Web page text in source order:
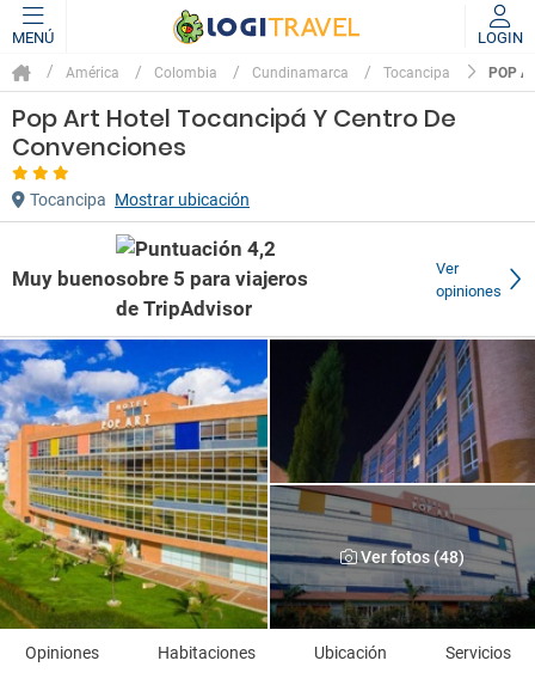
MENÚ LOGIN
América Colombia Cundinamarca Tocancipa POP
Pop Art Hotel Tocancipá Y Centro De
Convenciones
Tocancipa Mostrar ubicación
Muy bueno
Ver
opiniones
Ver fotos (48)
Opiniones Habitaciones Ubicación Servicios